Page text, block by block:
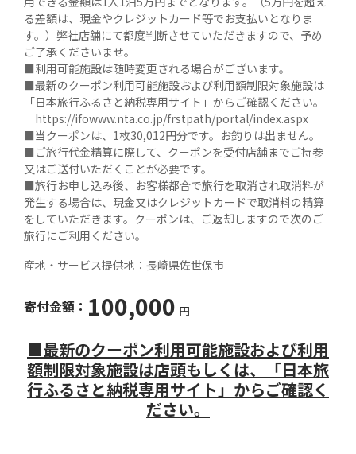
る差額は、現金やクレジットカード等でお支払いとなりま
す。）弊社店舗にて都度判断させていただきますので、予め
ご了承くださいませ。
■利用可能施設は随時変更される場合がございます。
■最新のクーポン利用可能施設および利用額制限対象施設は
「日本旅行ふるさと納税専用サイト」からご確認ください。
https://ifowww.nta.co.jp/frstpath/portal/index.aspx
■当クーポンは、1枚30,012円分です。お釣りは出ません。
■ご旅行代金精算に際して、クーポンを受付店舗までご持参
又はご送付いただくことが必要です。
■旅行お申し込み後、お客様都合で旅行を取消され取消料が
発生する場合は、現金又はクレジットカードで取消料の精算
をしていただきます。クーポンは、ご返却しますので次のご
旅行にご利用ください。
産地・サービス提供地： 長崎県佐世保市
寄付金額： 100,000 円
■最新のクーポン利用可能施設および利用
額制限対象施設は店頭もしくは、「日本旅
行ふるさと納税専用サイト」からご確認く
ださい。